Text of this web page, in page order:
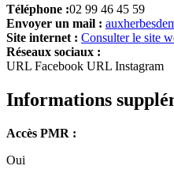
Téléphone :02 99 46 45 59
Envoyer un mail :
Site internet : Consulter le site
Réseaux sociaux :
URL Facebook URL Instagram
Informations
Accès PMR :
Oui